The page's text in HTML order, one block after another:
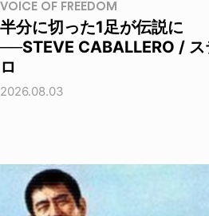
VOICE OF FREEDOM
半分に切った1足が伝説に
──STEVE CABALLERO / ス
ロ
2026.08.03